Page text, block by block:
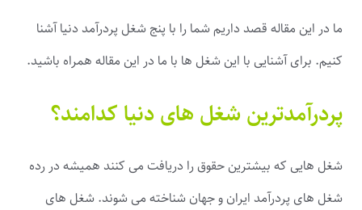
ما در این مقاله قصد داریم شما را با پنج شغل پردرآمد دنیا آشنا
کنیم. برای آشنایی با این شغل ها با ما در این مقاله همراه باشید.
پردرآمدترین شغل های دنیا کدامند؟
شغل هایی که بیشترین حقوق را دریافت می کنند همیشه در رده
شغل های پردرآمد ایران و جهان شناخته می شوند. شغل های